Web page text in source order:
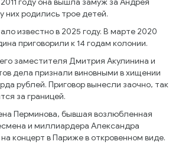
году она вышла замуж за Андрея
них родились трое детей.
известно в 2025 году. В марте 2020
приговорили к 14 годам колонии.
заместителя Дмитрия Акулинина и
дела признали виновными в хищении
рублей. Приговор вынесли заочно, так
за границей.
Перминова, бывшая возлюбленная
и миллиардера Александра
концерт в Париже в откровенном виде.